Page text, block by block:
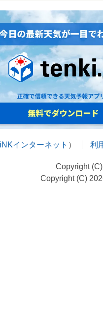
インターネット ） 利
Copyright
Copyright (C)